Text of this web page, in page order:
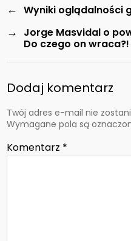
← Wyniki oglądalności
→
Jorge Masvidal o
Do czego on wraca?!
Dodaj komentarz
Twój adres e-mail nie
Wymagane pola są
Komentarz *